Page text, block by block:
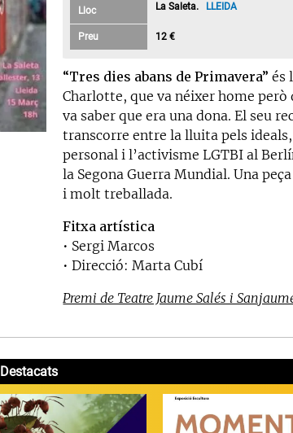
Lloc La Saleta. LLEIDA
Preu 12 €
“Tres dies abans de Primavera” és
Charlotte, que va néixer home però
va saber que era una dona. El seu
transcorre entre la lluita pels
personal i l’activisme LGTBI al
la Segona Guerra Mundial. Una
i molt treballada.
Fitxa artística
• Sergi Marcos
• Direcció: Marta Cubí
Premi de Teatre Jaume Salés i
Destacats